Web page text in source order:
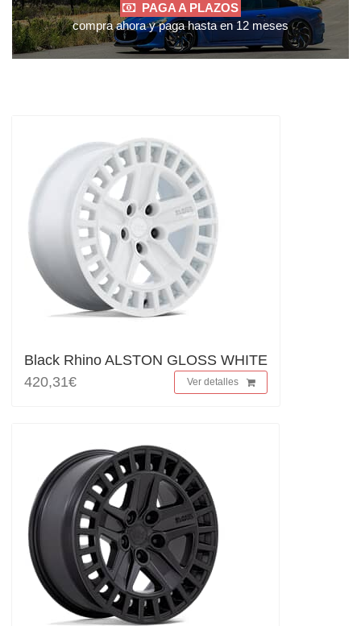
PAGA A PLAZOS
compra ahora y paga hasta en 12 meses
Black Rhino ALSTON GLOSS WHITE
420,31€
Ver detalles